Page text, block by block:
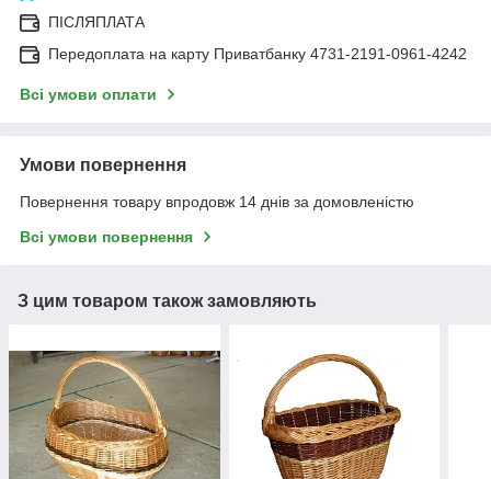
ПІСЛЯПЛАТА
Передоплата на карту Приватбанку 4731-2191-0961-4242
Всі умови оплати
Умови повернення
Повернення товару впродовж 14 днів за домовленістю
Всі умови повернення
З цим товаром також замовляють